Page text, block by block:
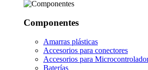
Componentes
Amarras plásticas
Accesorios para conectores
Accesorios para
Baterías